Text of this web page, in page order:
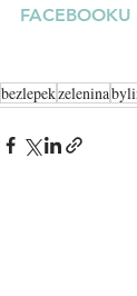
FACEBOOKU
bezlepekzelenina